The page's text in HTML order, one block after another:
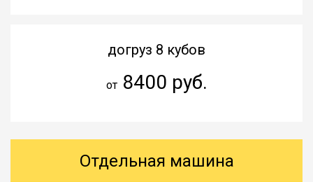
догруз 8 кубов
от8400 руб.
Отдельная машина